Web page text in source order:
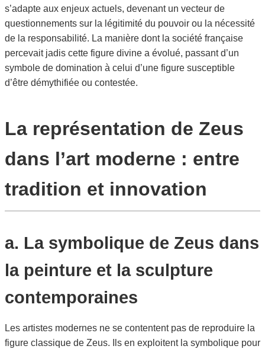
s’adapte aux enjeux actuels, devenant un vecteur de
questionnements sur la légitimité du pouvoir ou la nécessité
de la responsabilité. La manière dont la société française
percevait jadis cette figure divine a évolué, passant d’un
symbole de domination à celui d’une figure susceptible
d’être démythifiée ou contestée.
La représentation de Zeus
dans l’art moderne : entre
tradition et innovation
a. La symbolique de Zeus dans
la peinture et la sculpture
contemporaines
Les artistes modernes ne se contentent pas de reproduire la
figure classique de Zeus. Ils en exploitent la symbolique pour